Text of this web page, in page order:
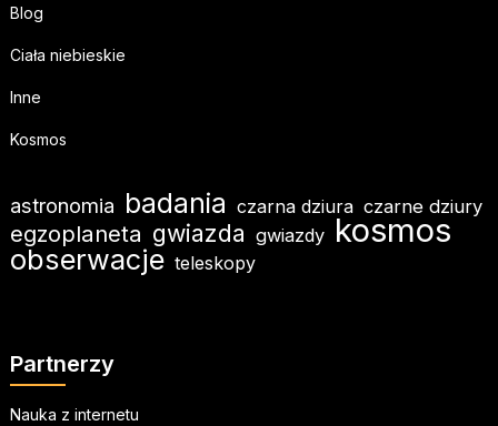
Blog
Ciała niebieskie
Inne
Kosmos
astronomia badania czarna dziura czarne dziury
egzoplaneta gwiazda gwiazdy kosmos
obserwacje teleskopy
Partnerzy
Nauka z internetu